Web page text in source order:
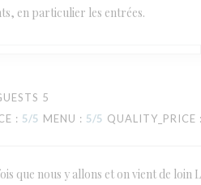
en particulier les entrées.
5
: 5/5 MENU : 5/5 QUALITY_PRICE
que nous y allons et on vient de loin